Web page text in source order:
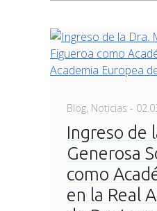
Blog, Noticias -
on
Ingreso de
Generosa
como
en la Real